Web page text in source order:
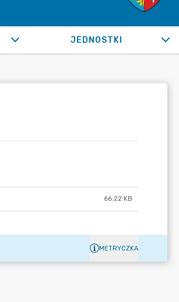
JEDNOSTKI
66.22 KB
METRYCZKA